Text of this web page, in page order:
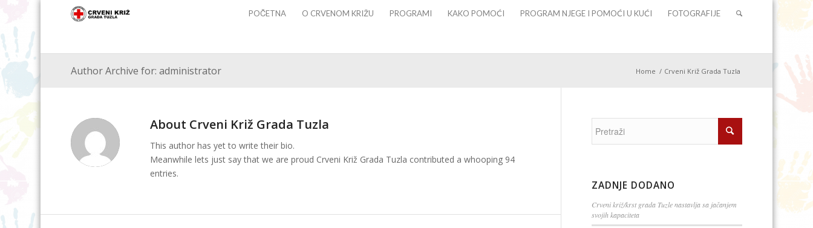
POČETNA O CRVENOM KRIŽU PROGRAMI KAKO POMOĆI PROGRAM NJEGE I POMOĆI U KUĆI FOTOGRAFIJE
Author Archive for: administrator Home / Crveni Križ Grada Tuzla
About Crveni Križ Grada Tuzla
This author has yet to write their bio.
Meanwhile lets just say that we are proud Crveni Križ Grada Tuzla contributed a whooping 94
entries.
ZADNJE DODANO
Crveni križ/krst grada Tuzle nastavlja sa jačanjem
svojih kapaciteta